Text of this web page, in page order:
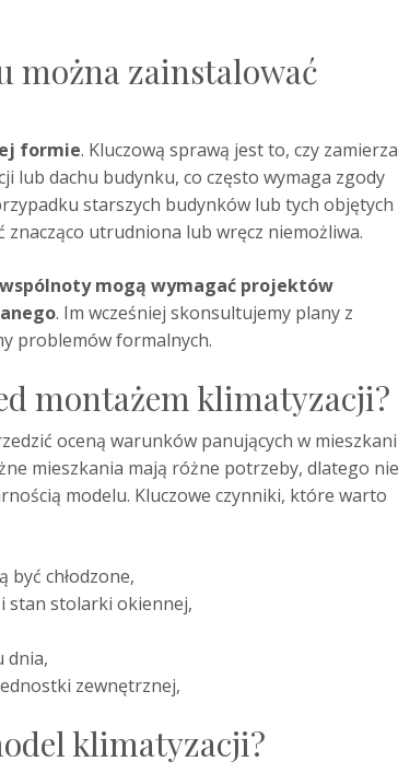
można zainstalować
formie. Kluczową sprawą jest to, czy
lub dachu budynku, co często wymaga zgody
starszych budynków lub tych objętych
utrudniona lub wręcz niemożliwa.
mogą wymagać projektów
. Im wcześniej skonsultujemy plany z
problemów formalnych.
montażem klimatyzacji?
oceną warunków panujących w
mieszkania mają różne potrzeby, dlatego nie
modelu. Kluczowe czynniki, które warto
być chłodzone,
i stan stolarki okiennej,
dnia,
zewnętrznej,
klimatyzacji?